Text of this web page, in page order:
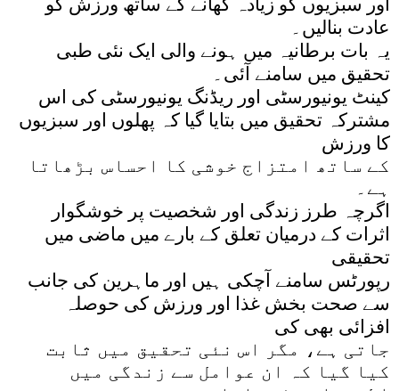
عادت بنالیں۔
یہ بات برطانیہ میں ہونے والی ایک نئی طبی
تحقیق میں سامنے آئی۔
کینٹ یونیورسٹی اور ریڈنگ یونیورسٹی کی اس
مشترکہ تحقیق میں بتایا گیا کہ پھلوں اور سبزیوں
کا ورزش
کے ساتھ امتزاج خوشی کا احساس بڑھاتا
ہے۔
اگرچہ طرز زندگی اور شخصیت پر خوشگوار
اثرات کے درمیان تعلق کے بارے میں ماضی میں
تحقیقی
رپورٹس سامنے آچکی ہیں اور ماہرین کی جانب
سے صحت بخش غذا اور ورزش کی حوصلہ
افزائی بھی کی
جاتی ہے، مگر اس نئی تحقیق میں ثابت
کیا گیا کہ ان عوامل سے زندگی میں